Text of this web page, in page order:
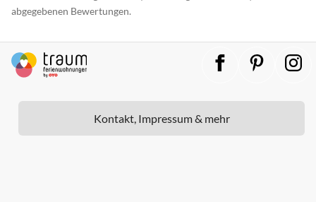
abgegebenen Bewertungen.
Kontakt, Impressum & mehr